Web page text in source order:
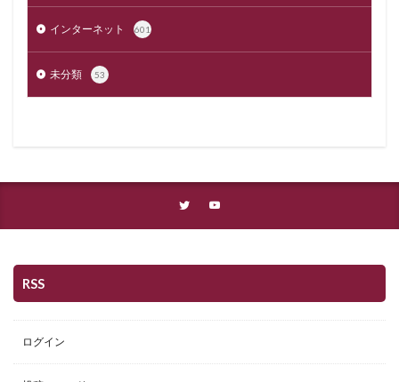
インターネット 601
未分類 53
RSS
ログイン